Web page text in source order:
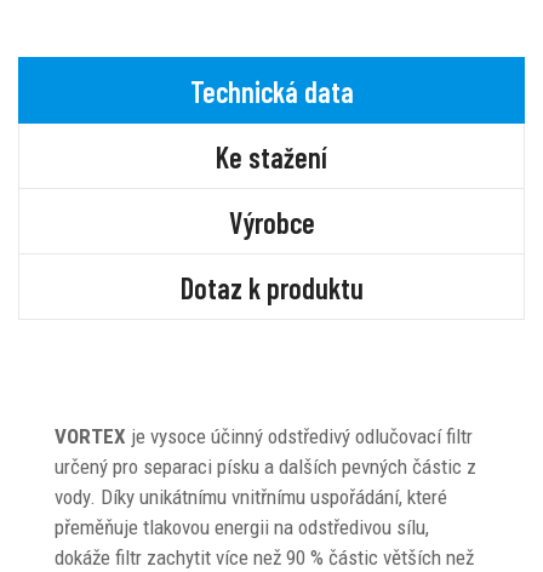
Technická data
Ke stažení
Výrobce
Dotaz k produktu
VORTEX je vysoce účinný odstředivý odlučovací filtr
určený pro separaci písku a dalších pevných částic z
vody. Díky unikátnímu vnitřnímu uspořádání, které
přeměňuje tlakovou energii na odstředivou sílu,
dokáže filtr zachytit více než 90 % částic větších než